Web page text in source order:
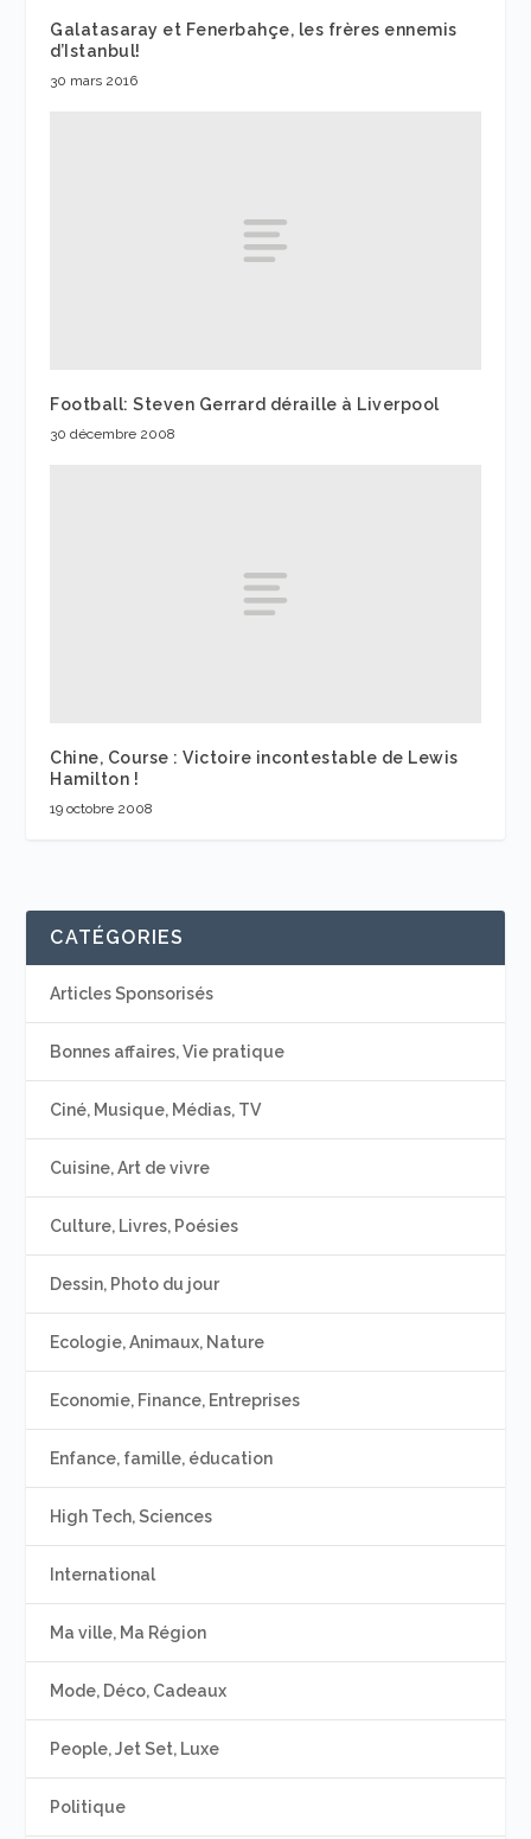
Galatasaray et Fenerbahçe, les frères ennemis
d’Istanbul!
30 mars 2016
Football: Steven Gerrard déraille à Liverpool
30 décembre 2008
Chine, Course : Victoire incontestable de Lewis
Hamilton !
19 octobre 2008
CATÉGORIES
Articles Sponsorisés
Bonnes affaires, Vie pratique
Ciné, Musique, Médias, TV
Cuisine, Art de vivre
Culture, Livres, Poésies
Dessin, Photo du jour
Ecologie, Animaux, Nature
Economie, Finance, Entreprises
Enfance, famille, éducation
High Tech, Sciences
International
Ma ville, Ma Région
Mode, Déco, Cadeaux
People, Jet Set, Luxe
Politique